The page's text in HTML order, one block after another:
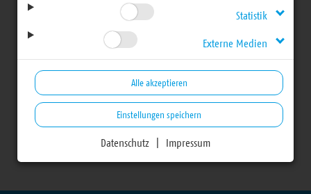
27. Landessynode -
Frühjahrstagung 2018
Sonntag, 15. April 2018
Statistik
Externe Medien
Alle akzeptieren
Einstellungen speichern
Datenschutz Impressum